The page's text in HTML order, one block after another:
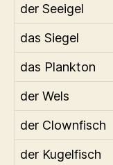
der Seeigel
das Siegel
das Plankton
der Wels
der Clownfisch
der Kugelfisch